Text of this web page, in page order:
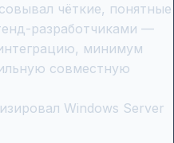
чёткие, понятные
разработчиками —
минимум
совместную
Windows Server